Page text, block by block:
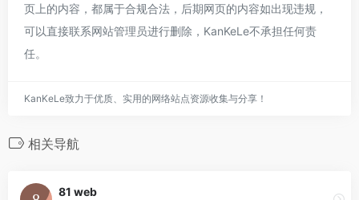
页上的内容，都属于合规合法，后期网页的内容如出现违规，
可以直接联系网站管理员进行删除，KanKeLe不承担任何责
任。
KanKeLe致力于优质、实用的网络站点资源收集与分享！
相关导航
81 web